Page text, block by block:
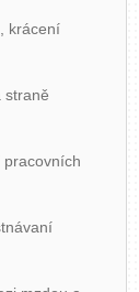
krácení
straně